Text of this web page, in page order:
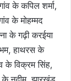
के कपिल शर्मा,
के मोहम्मद
के गढ़ी करईया
हाथरस के
के विक्रम सिंह,